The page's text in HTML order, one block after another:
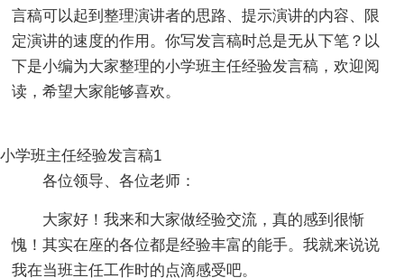
言稿可以起到整理演讲者的思路、提示演讲的内容、限
定演讲的速度的作用。你写发言稿时总是无从下笔？以
下是小编为大家整理的小学班主任经验发言稿，欢迎阅
读，希望大家能够喜欢。
小学班主任经验发言稿1
各位领导、各位老师：
大家好！我来和大家做经验交流，真的感到很惭
愧！其实在座的各位都是经验丰富的能手。我就来说说
我在当班主任工作时的点滴感受吧。